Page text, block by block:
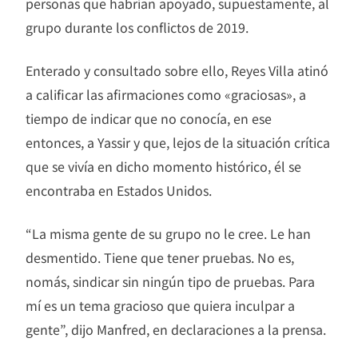
grupo durante los conflictos de 2019.
Enterado y consultado sobre ello, Reyes Villa atinó
a calificar las afirmaciones como «graciosas», a
tiempo de indicar que no conocía, en ese
entonces, a Yassir y que, lejos de la situación crítica
que se vivía en dicho momento histórico, él se
encontraba en Estados Unidos.
“La misma gente de su grupo no le cree. Le han
desmentido. Tiene que tener pruebas. No es,
nomás, sindicar sin ningún tipo de pruebas. Para
mí es un tema gracioso que quiera inculpar a
gente”, dijo Manfred, en declaraciones a la prensa.